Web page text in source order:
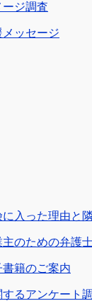
ジ調査
ッセージ
入った理由と
のための弁護
籍のご案内
るアンケート